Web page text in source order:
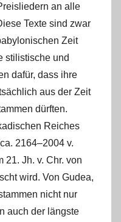
an alle
Texte sind zwar
Zeit
stilistische und
dafür, dass ihre
aus der Zeit
dürften.
Reiches
2164‒2004 v.
21. Jh. v. Chr. von
wird. Von Gudea,
nicht nur
auch der längste